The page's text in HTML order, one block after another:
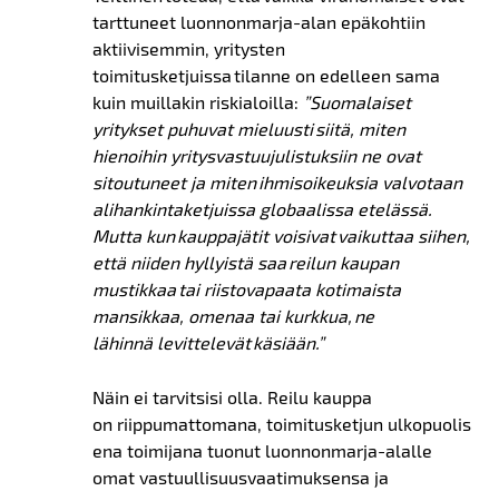
tarttuneet luonnonmarja-alan epäkohtiin
aktiivisemmin, yritysten
toimitusketjuissa tilanne on edelleen sama
kuin muillakin riskialoilla: ”Suomalaiset
yritykset puhuvat mieluusti siitä, miten
hienoihin yritysvastuujulistuksiin ne ovat
sitoutuneet ja miten ihmisoikeuksia valvotaan
alihankintaketjuissa globaalissa etelässä.
Mutta kun kauppajätit voisivat vaikuttaa siihen,
että niiden hyllyistä saa reilun kaupan
mustikkaa tai riistovapaata kotimaista
mansikkaa, omenaa tai kurkkua, ne
lähinnä levittelevätkäsiään.”
Näin ei tarvitsisi olla. Reilu kauppa
on riippumattomana, toimitusketjun ulkopuolis
ena toimijana tuonut luonnonmarja-alalle
omat vastuullisuusvaatimuksensa ja